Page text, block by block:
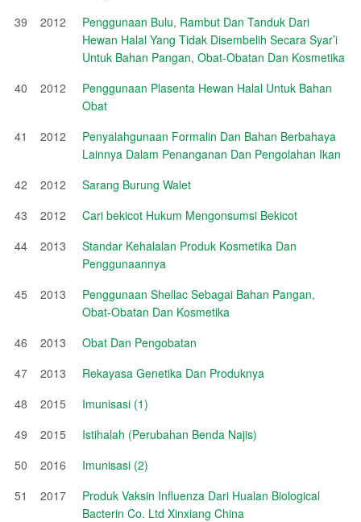
39
2012
Penggunaan Bulu, Rambut Dan Tanduk Dari
Hewan Halal Yang Tidak Disembelih Secara Syar’i
Untuk Bahan Pangan, Obat-Obatan Dan Kosmetika
40
2012
Penggunaan Plasenta Hewan Halal Untuk Bahan
Obat
41
2012
Penyalahgunaan Formalin Dan Bahan Berbahaya
Lainnya Dalam Penanganan Dan Pengolahan Ikan
42
2012
Sarang Burung Walet
43
2012
Cari bekicot Hukum Mengonsumsi Bekicot
44
2013
Standar Kehalalan Produk Kosmetika Dan
Penggunaannya
45
2013
Penggunaan Shellac Sebagai Bahan Pangan,
Obat-Obatan Dan Kosmetika
46
2013
Obat Dan Pengobatan
47
2013
Rekayasa Genetika Dan Produknya
48
2015
Imunisasi (1)
49
2015
Istihalah (Perubahan Benda Najis)
50
2016
Imunisasi (2)
51
2017
Produk Vaksin Influenza Dari Hualan Biological
Bacterin Co. Ltd Xinxiang China